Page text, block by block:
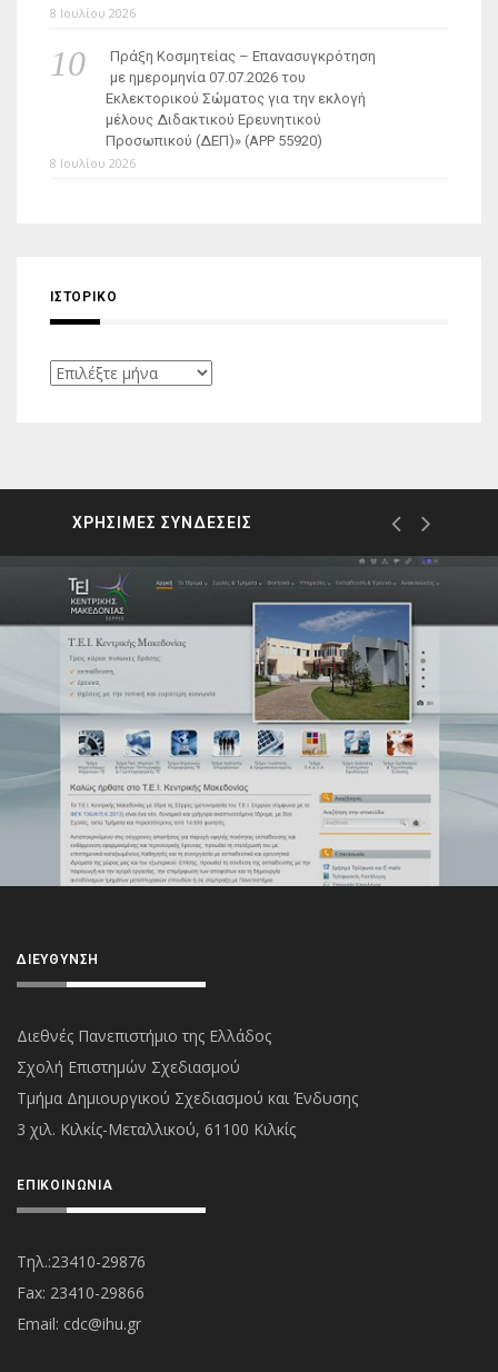
8 Ιουλίου 2026
Πράξη Κοσμητείας – Επανασυγκρότηση
με ημερομηνία 07.07.2026 του
Εκλεκτορικού Σώματος για την εκλογή
μέλους Διδακτικού Ερευνητικού
Προσωπικού (ΔΕΠ)» (APP 55920)
8 Ιουλίου 2026
ΙΣΤΟΡΙΚΌ
Ιστορικό
ΧΡΗΣΙΜΕΣ ΣΥΝΔΕΣΕΙΣ
ΔΙΕΎΘΥΝΣΗ
Διεθνές Πανεπιστήμιο της Ελλάδος
Σχολή Επιστημών Σχεδιασμού
Τμήμα Δημιουργικού Σχεδιασμού και Ένδυσης
3 χιλ. Κιλκίς-Μεταλλικού, 61100 Κιλκίς
ΕΠΙΚΟΙΝΩΝΊΑ
Τηλ.:23410-29876
Fax: 23410-29866
Εmail: cdc@ihu.gr